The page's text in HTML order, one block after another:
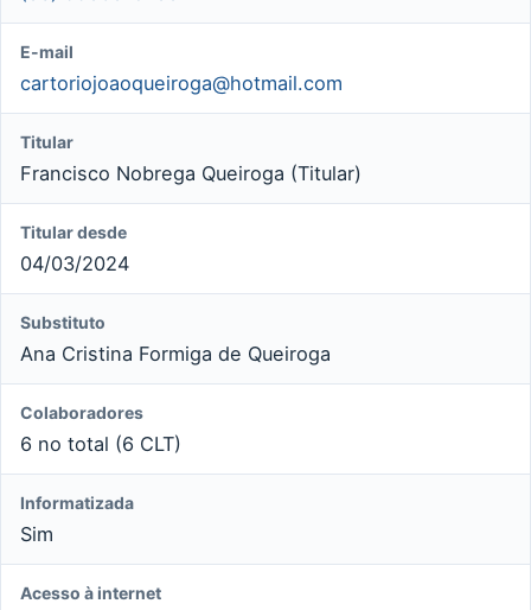
E-mail
cartoriojoaoqueiroga@hotmail.com
Titular
Francisco Nobrega Queiroga (Titular)
Titular desde
04/03/2024
Substituto
Ana Cristina Formiga de Queiroga
Colaboradores
6 no total (6 CLT)
Informatizada
Sim
Acesso à internet